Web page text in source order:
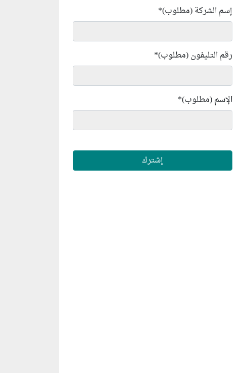
إسم الشركة (مطلوب)*
رقم التليفون (مطلوب)*
الإسم (مطلوب)*